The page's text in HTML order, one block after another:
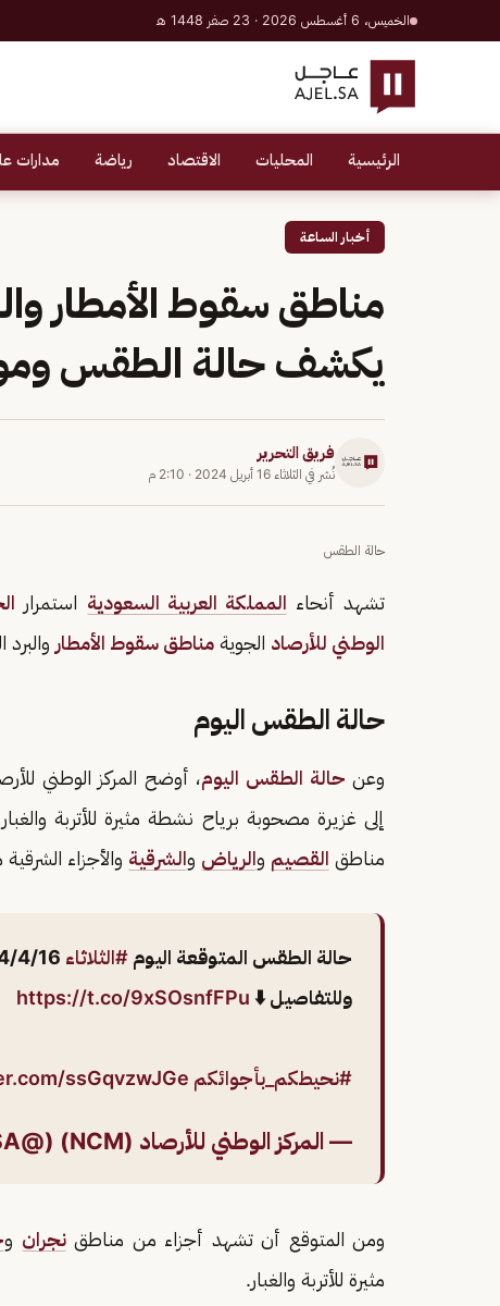
الخميس، 6 أغسطس 2026 · 23 صفر 1448 هـ
الرئيسية المحليات الاقتصاد رياضة مدارات
أخبار الساعة
مناطق سقوط الأمطار
يكشف حالة الطقس
فريق التحرير
نُشر في الثلاثاء 16 أبريل 2024 · 2:10 م
حالة الطقس
تشهد أنحاء المملكة العربية السعودية استمرار
الوطني للأرصاد الجوية مناطق سقوط الأمطار
حالة الطقس اليوم
وعن حالة الطقس اليوم، أوضح المركز الوطني
إلى غزيرة مصحوبة برياح نشطة مثيرة للأتربة
مناطق القصيم والرياض والشرقية والأجزاء
حالة الطقس المتوقعة اليوم #الثلاثاء
وللتفاصيل ⬇️ https://t.co/9xSOsnfFPu
#نحيطكم_بأجوائكم ssGqvzwJGe
— المركز الوطني للأرصاد (NCM) (@NCMKSA)
ومن المتوقع أن تشهد أجزاء من مناطقنجران و
مثيرة للأتربة والغبار.